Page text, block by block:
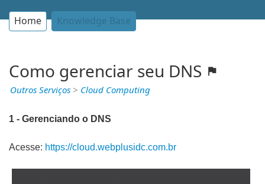
Home Knowledge Base
Como gerenciar seu DNS
Outros Serviços > Cloud Computing
1 - Gerenciando o DNS
Acesse: https://cloud.webplusidc.com.br